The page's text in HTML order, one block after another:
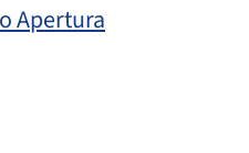
Apertura